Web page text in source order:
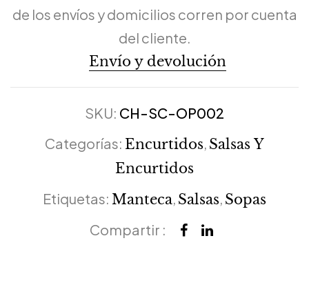
de los envíos y domicilios corren por cuenta
del cliente.
Envío y devolución
SKU: CH-SC-OP002
Categorías: Encurtidos Salsas Y
Encurtidos
Etiquetas: Manteca Salsas Sopas
Compartir :